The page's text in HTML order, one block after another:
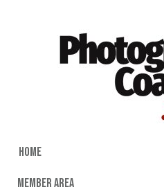
home
member area